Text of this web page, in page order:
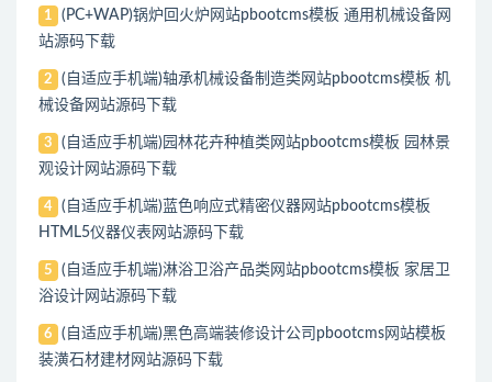
1
(PC+WAP)锅炉回火炉网站pbootcms模板 通用机械设备网
站源码下载
2
(自适应手机端)轴承机械设备制造类网站pbootcms模板 机
械设备网站源码下载
3
(自适应手机端)园林花卉种植类网站pbootcms模板 园林景
观设计网站源码下载
4
(自适应手机端)蓝色响应式精密仪器网站pbootcms模板
HTML5仪器仪表网站源码下载
5
(自适应手机端)淋浴卫浴产品类网站pbootcms模板 家居卫
浴设计网站源码下载
6
(自适应手机端)黑色高端装修设计公司pbootcms网站模板
装潢石材建材网站源码下载